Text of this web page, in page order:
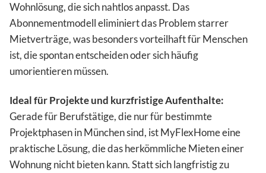
Wohnlösung, die sich nahtlos anpasst. Das
Abonnementmodell eliminiert das Problem starrer
Mietverträge, was besonders vorteilhaft für Menschen
ist, die spontan entscheiden oder sich häufig
umorientieren müssen.
Ideal für Projekte und kurzfristige Aufenthalte:
Gerade für Berufstätige, die nur für bestimmte
Projektphasen in München sind, ist MyFlexHome eine
praktische Lösung, die das herkömmliche Mieten einer
Wohnung nicht bieten kann. Statt sich langfristig zu